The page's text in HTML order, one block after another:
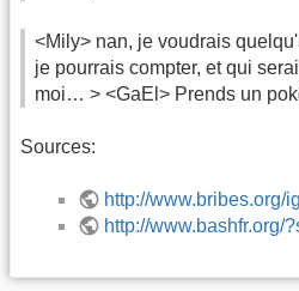
<Mily> nan, je voudrais
je pourrais compter, et qui
moi… > <GaEl> Prends un
Sources:
http://www.bribes.org/
http://www.bashfr.org/